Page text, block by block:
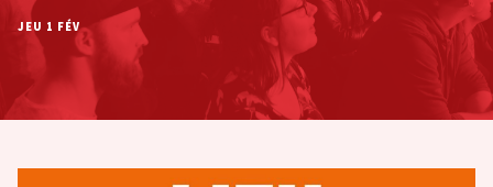
JEU 1 FÉV